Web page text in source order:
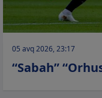
05 avq 2026, 23:17
“Sabah”